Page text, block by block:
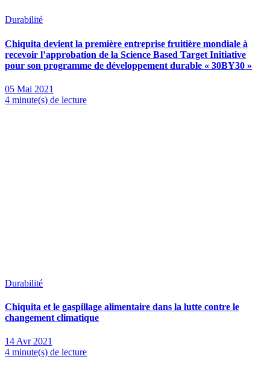
Durabilité
Chiquita devient la première entreprise fruitière mondiale à
recevoir l’approbation de la Science Based Target Initiative
pour son programme de développement durable « 30BY30 »
05 Mai 2021
4 minute(s) de lecture
Durabilité
Chiquita et le gaspillage alimentaire dans la lutte contre le
changement climatique
14 Avr 2021
4 minute(s) de lecture